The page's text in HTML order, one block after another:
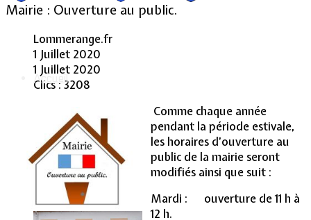
Accueil
Vie Municipale
Mairie : Ouverture au public.
Lommerange.fr
1 Juillet 2020
1 Juillet 2020
Clics : 3208
Comme chaque année
pendant la période estivale,
les horaires d’ouverture au
public de la mairie seront
modifiés ainsi que suit :
Mardi : ouverture de 11 h à
12 h.